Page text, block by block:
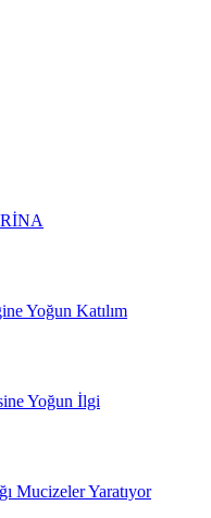
Yoğun Katılım
Yoğun İlgi
Mucizeler Yaratıyor